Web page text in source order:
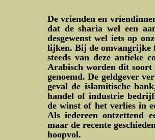
De vrienden en
dat de sharia wel een
desgewenst wel iets op
lijken. Bij de omvangrijke
steeds van deze antieke
Arabisch worden dit soort
genoemd. De geldgever
geval de islamitische
handel of industrie
de winst of het verlies in
Als iedereen ontzettend
maar de recente
hoopvol.